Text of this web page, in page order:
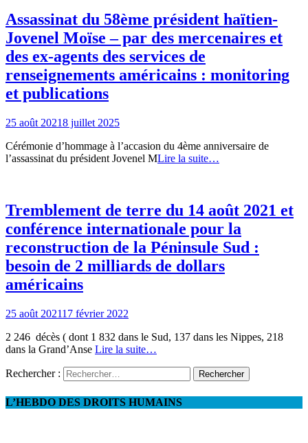
Assassinat du 58ème président haïtien-
Jovenel Moïse – par des mercenaires et
des ex-agents des services de
renseignements américains : monitoring
et publications
25 août 20218 juillet 2025
Cérémonie d’hommage à l’accasion du 4ème anniversaire de
l’assassinat du président Jovenel MLire la suite…
Tremblement de terre du 14 août 2021 et
conférence internationale pour la
reconstruction de la Péninsule Sud :
besoin de 2 milliards de dollars
américains
25 août 202117 février 2022
2 246 décès ( dont 1 832 dans le Sud, 137 dans les Nippes, 218
dans la Grand’Anse Lire la suite…
Rechercher :
L’HEBDO DES DROITS HUMAINS